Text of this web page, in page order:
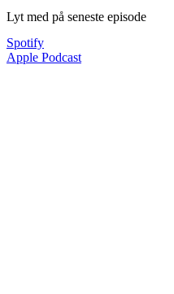
Lyt med på seneste episode
Spotify
Apple Podcast